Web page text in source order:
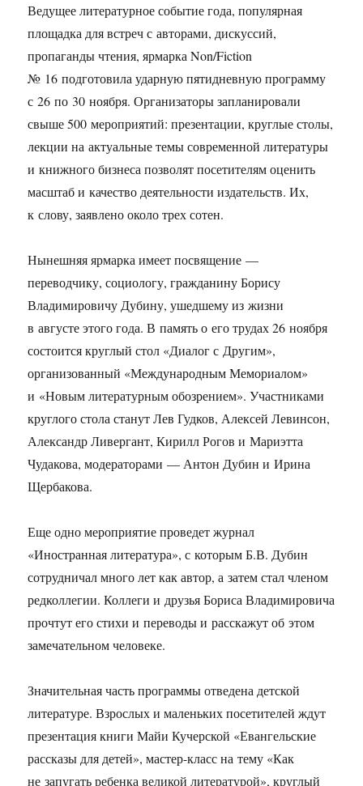
Ведущее литературное событие года, популярная
площадка для встреч с авторами, дискуссий,
пропаганды чтения, ярмарка Non/Fiction
№ 16 подготовила ударную пятидневную программу
с 26 по 30 ноября. Организаторы запланировали
свыше 500 мероприятий: презентации, круглые столы,
лекции на актуальные темы современной литературы
и книжного бизнеса позволят посетителям оценить
масштаб и качество деятельности издательств. Их,
к слову, заявлено около трех сотен.
Нынешняя ярмарка имеет посвящение —
переводчику, социологу, гражданину Борису
Владимировичу Дубину, ушедшему из жизни
в августе этого года. В память о его трудах 26 ноября
состоится круглый стол «Диалог с Другим»,
организованный «Международным Мемориалом»
и «Новым литературным обозрением». Участниками
круглого стола станут Лев Гудков, Алексей Левинсон,
Александр Ливергант, Кирилл Рогов и Мариэтта
Чудакова, модераторами — Антон Дубин и Ирина
Щербакова.
Еще одно мероприятие проведет журнал
«Иностранная литература», с которым Б.В. Дубин
сотрудничал много лет как автор, а затем стал членом
редколлегии. Коллеги и друзья Бориса Владимировича
прочтут его стихи и переводы и расскажут об этом
замечательном человеке.
Значительная часть программы отведена детской
литературе. Взрослых и маленьких посетителей ждут
презентация книги Майи Кучерской «Евангельские
рассказы для детей», мастер-класс на тему «Как
не запугать ребенка великой литературой», круглый